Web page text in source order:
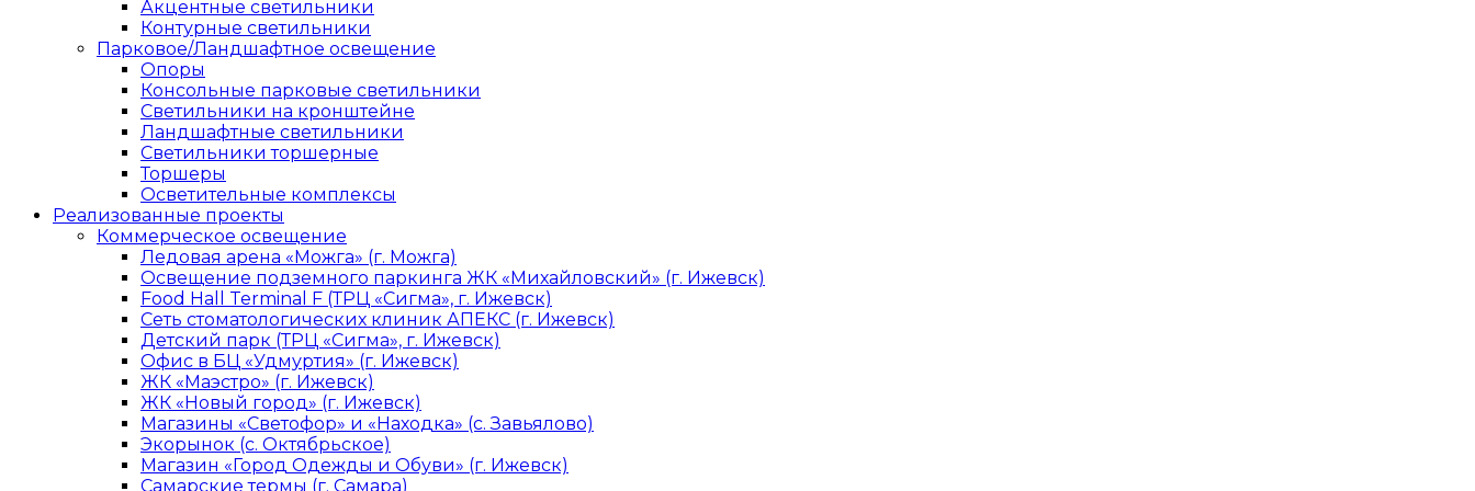
Акцентные светильники
Контурные светильники
Парковое/Ландшафтное освещение
Опоры
Консольные парковые светильники
Светильники на кронштейне
Ландшафтные светильники
Светильники торшерные
Торшеры
Осветительные комплексы
Реализованные проекты
Коммерческое освещение
Ледовая арена «Можга» (г. Можга)
Освещение подземного паркинга ЖК «Михайловский» (г. Ижевск)
Food Hall Terminal F (ТРЦ «Сигма», г. Ижевск)
Сеть стоматологических клиник АПЕКС (г. Ижевск)
Детский парк (ТРЦ «Сигма», г. Ижевск)
Офис в БЦ «Удмуртия» (г. Ижевск)
ЖК «Маэстро» (г. Ижевск)
ЖК «Новый город» (г. Ижевск)
Магазины «Светофор» и «Находка» (с. Завьялово)
Экорынок (с. Октябрьское)
Магазин «Город Одежды и Обуви» (г. Ижевск)
Самарские термы (г. Самара)